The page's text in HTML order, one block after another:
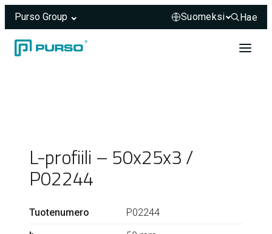
Purso Group
Hae
Hae
L-profiili – 50x25x3 /
P02244
Tuotenumero
P02244